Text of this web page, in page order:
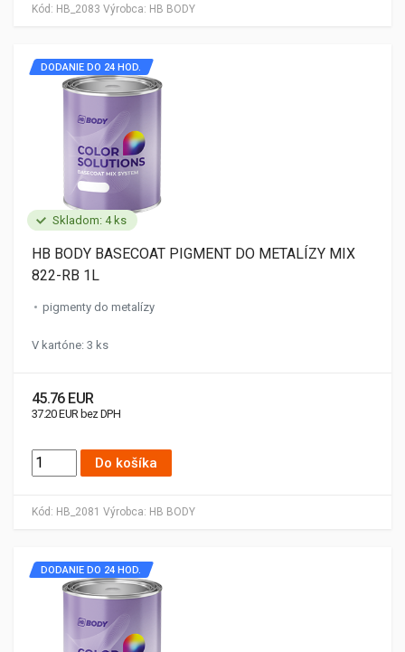
Kód: HB_2083 Výrobca: HB BODY
Skladom: 4 ks
Kód: HB_2081 Výrobca: HB BODY
DODANIE DO 24 HOD.
HB BODY BASECOAT PIGMENT DO METALÍZY MIX
822-RB 1L
pigmenty do metalízy
V kartóne: 3 ks
45.76 EUR
37.20 EUR bez DPH
Do košíka
DODANIE DO 24 HOD.